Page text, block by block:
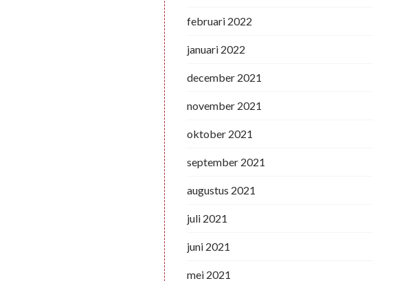
februari 2022
januari 2022
december 2021
november 2021
oktober 2021
september 2021
augustus 2021
juli 2021
juni 2021
mei 2021